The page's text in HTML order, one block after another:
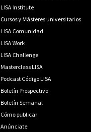
LISA Institute
Cursos y Másteres universitarios
LISA Comunidad
LISA Work
LISA Challenge
Masterclass LISA
Podcast Código LISA
Boletín Prospectivo
Boletín Semanal
Cómo publicar
Anúnciate